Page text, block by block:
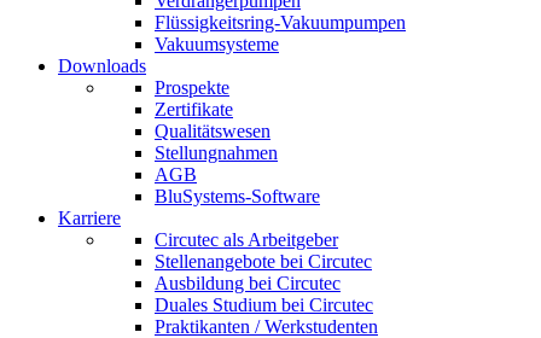
Flüssigkeitsring-Vakuumpumpen
Vakuumsysteme
Downloads
Prospekte
Zertifikate
Qualitätswesen
Stellungnahmen
AGB
BluSystems-Software
Karriere
Circutec als Arbeitgeber
Stellenangebote bei Circutec
Ausbildung bei Circutec
Duales Studium bei Circutec
Praktikanten / Werkstudenten